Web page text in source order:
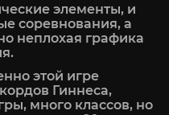
элементы, и
соревнования, а
неплохая графика
этой игре
Гиннеса,
много классов, но